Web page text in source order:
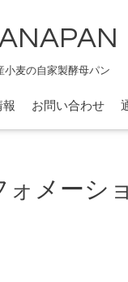
小麦の自家製酵母パン
報 お問い合わせ
ォメーシ